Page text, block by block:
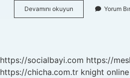
Devamını okuyun
Süre
Daralır
Mı
Yorum
https://socialbayi.com https://
https://chicha.com.tr knight online